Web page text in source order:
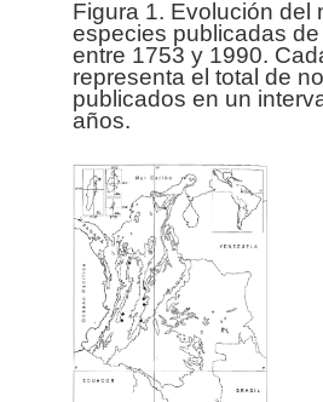
Figura 1. Evolución del
especies publicadas de
entre 1753 y 1990.
representa el total de
publicados en un
años.